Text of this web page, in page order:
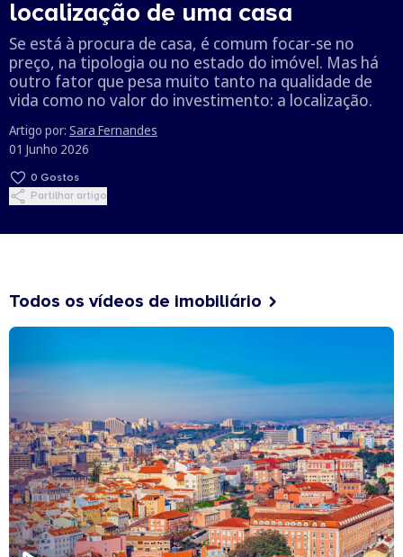
localização de uma casa
Se está à procura de casa, é comum focar-se no
preço, na tipologia ou no estado do imóvel. Mas há
outro fator que pesa muito tanto na qualidade de
vida como no valor do investimento: a localização.
Artigo por: Sara Fernandes
01 Junho 2026
0 Gostos
Partilhar artigo
Todos os vídeos de imobiliário